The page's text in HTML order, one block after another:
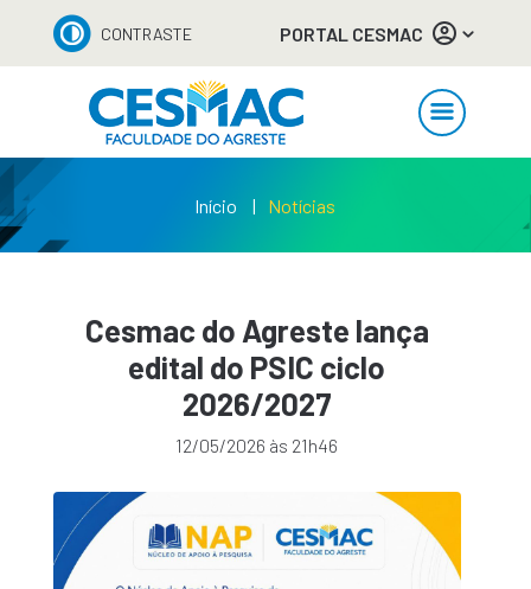
CONTRASTE PORTAL CESMAC
Início Notícias
Cesmac do Agreste lança
edital do PSIC ciclo
2026/2027
12/05/2026 às 21h46